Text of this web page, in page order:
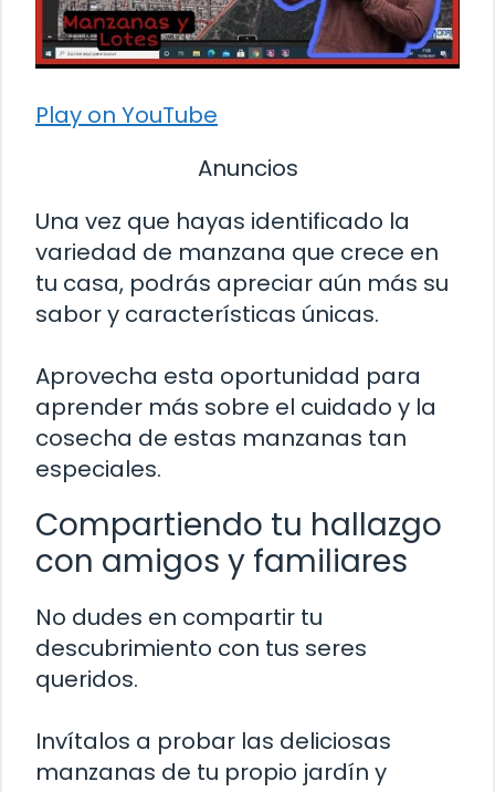
Play on YouTube
Anuncios
Una vez que hayas identificado la
variedad de manzana que crece en
tu casa, podrás apreciar aún más su
sabor y características únicas.
Aprovecha esta oportunidad para
aprender más sobre el cuidado y la
cosecha de estas manzanas tan
especiales.
Compartiendo tu hallazgo
con amigos y familiares
No dudes en compartir tu
descubrimiento con tus seres
queridos.
Invítalos a probar las deliciosas
manzanas de tu propio jardín y